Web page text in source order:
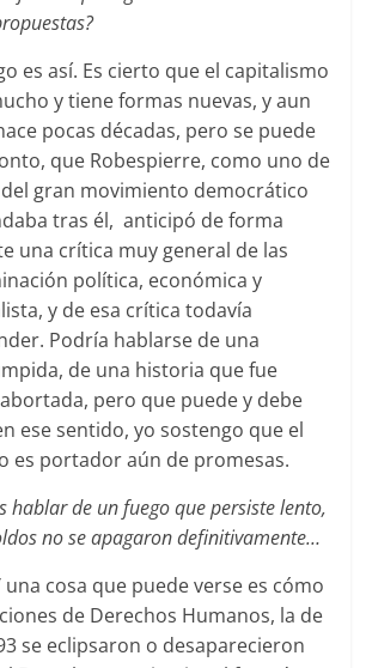
es así­. Es cierto que el capitalismo
y tiene formas nuevas, y aun
pocas décadas, pero se puede
que Robespierre, como uno de
gran movimiento democrático
tras él, anticipó de forma
una crítica muy general de las
polí­tica, económica y
y de esa crítica todaví­a
Podrí­a hablarse de una
de una historia que fue
pero que puede y debe
ese sentido, yo sostengo que el
es portador aún de promesas.
hablar de un fuego que persiste lento,
no se apagaron definitivamente…
una cosa que puede verse es cómo
de Derechos Humanos, la de
se eclipsaron o desaparecieron